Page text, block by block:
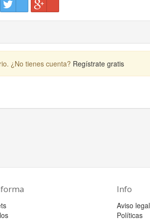
¿No tienes cuenta? Regístrate gratis
Info
Aviso legal
Políticas